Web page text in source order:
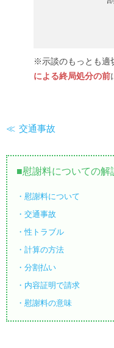
※示談のもっとも適
による終局処分の前
交通事故
慰謝料についての解
慰謝料について
交通事故
性トラブル
計算の方法
分割払い
内容証明で請求
慰謝料の意味